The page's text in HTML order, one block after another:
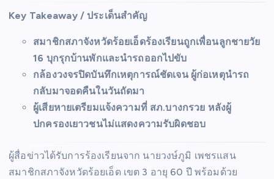
Key Takeaway / ประเด็นสำคัญ
สมาชิกสภาจังหวัดร้อยเอ็ดร้องเรียนถูกเพื่อนลูกชายวัย
16 บุกรุกบ้านพักและนำรถออกไปขับ
กล้องวงจรปิดบันทึกเหตุการณ์ชัดเจน ผู้ก่อเหตุนำรถ
กลับมาจอดคืนในวันถัดมา
ผู้เสียหายเตรียมแจ้งความที่ สภ.บางกรวย หลังผู้
ปกครองเยาวชนไม่แสดงความรับผิดชอบ
ผู้สื่อข่าวได้รับการร้องเรียนจาก นายวงษ์ภูมิ เพชรแสน
สมาชิกสภาจังหวัดร้อยเอ็ด เขต 3 อายุ 60 ปี พร้อมด้วย